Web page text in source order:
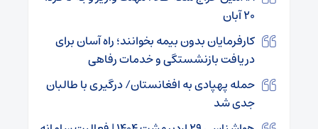
۲۰ آبان
کارفرمایان بدون بیمه بخوانند؛ راه آسان برای
دریافت بازنشستگی و خدمات رفاهی
حمله پهپادی به افغانستان/ درگیری با طالبان
جدی شد